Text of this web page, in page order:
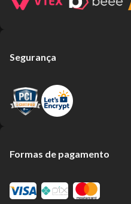
Segurança
Formas de pagamento